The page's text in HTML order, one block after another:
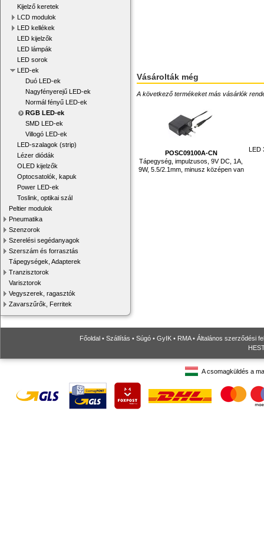
Kijelző keretek
LCD modulok
LED kellékek
LED kijelzők
LED lámpák
LED sorok
LED-ek
Duó LED-ek
Nagyfényerejű LED-ek
Normál fényű LED-ek
RGB LED-ek
SMD LED-ek
Villogó LED-ek
LED-szalagok (strip)
Lézer diódák
OLED kijelzők
Optocsatolók, kapuk
Power LED-ek
Toslink, optikai szál
Peltier modulok
Pneumatika
Szenzorok
Szerelési segédanyagok
Szerszám és forrasztás
Tápegységek, Adapterek
Tranzisztorok
Varisztorok
Vegyszerek, ragasztók
Zavarszűrők, Ferritek
Vásárolták még
A következő termékeket más vásárlók
POSC09100A-CN
Tápegység, impulzusos, 9V DC, 1A,
9W, 5.5/2.1mm, minusz középen van
Főoldal • Szállítás • Súgó • GyIK • RMA• Általános szerződési
A csomagküldés a